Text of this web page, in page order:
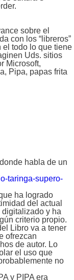
sobre el
con los “libreros”
el todo lo que tiene
Uds. sitios
Microsoft,
Pipa, papas frita
habla de un
taringa-supero-
ha logrado
del actual
y ha
criterio propio.
Libro va a tener
ofrezcan
de autor. Lo
el uso que
no
y PIPA era